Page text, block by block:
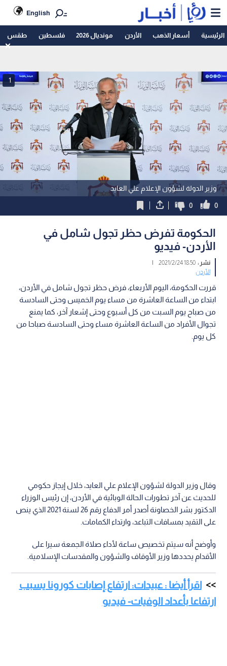
English
الرئيسية أسعار الذهب الأردن مونديال 2026 فلسطين طقس
وزير الدولة لشؤون الإعلام علي العايد
1
0
0
الحكومة تفرض حظر تجول شامل في
الأردن- فيديو
نشر :18:50 2021/2/24
|
الأردن
قررت الحكومة، اليوم الأربعاء، فرض حظر تجول شامل في الأردن،
ابتداء من الساعة العاشرة من مساء يوم الخميس وحتى السادسة
من صباح يوم السبت من كل أسبوع وحتى إشعار آخر، كما يمنع
تجوال الأفراد من الساعة العاشرة مساء وحتى السادسة صباحا من
كل يوم.
وقال وزير الدولة لشؤون الإعلام علي العايد، خلال إيجاز حكومي
للحديث عن آخر تطورات الحالة الوبائية في الأردن، إن رئيس الوزراء
الدكتور بشر الخصاونة أصدر أمر الدفاع رقم 26 لسنة 2021 الذي ينص
على التقيد بمسافات التباعد، وارتداء الكمامات.
وأوضح أنه سيتم تخصيص ساعة لأداء صلاة الجمعة سيرا على
الأقدام يحددها وزير الأوقاف والشؤون والمقدسات الإسلامية.
اقرأ أيضا : عبيدات: ارتفاع إصابات كورونا يسبب
ارتفاعا بأعداد الوفيات- فيديو